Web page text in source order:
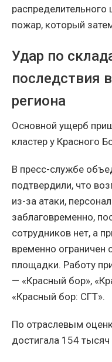
распределительного
пожар, который
Удар по
последствия
региона
Основной ущерб
кластер у Красного
В пресс-службе
подтвердили, что
из-за атаки,
заблаговременно,
сотрудников нет, а
временно ограничен
площадки. Работу
— «Красный бор»,
«Красный бор: СГТ».
По отраслевым
достигала 154